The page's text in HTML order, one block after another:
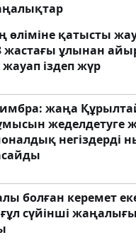
қатысты
жастағы ұлынан
іздеп жүр
жаңа
жеделдетуге
негіздерді
болған керемет
сүйінші